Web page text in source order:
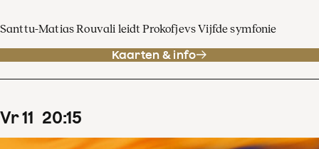
Santtu-Matias Rouvali leidt Prokofjevs Vijfde symfonie
Kaarten & info
vr11 20:15